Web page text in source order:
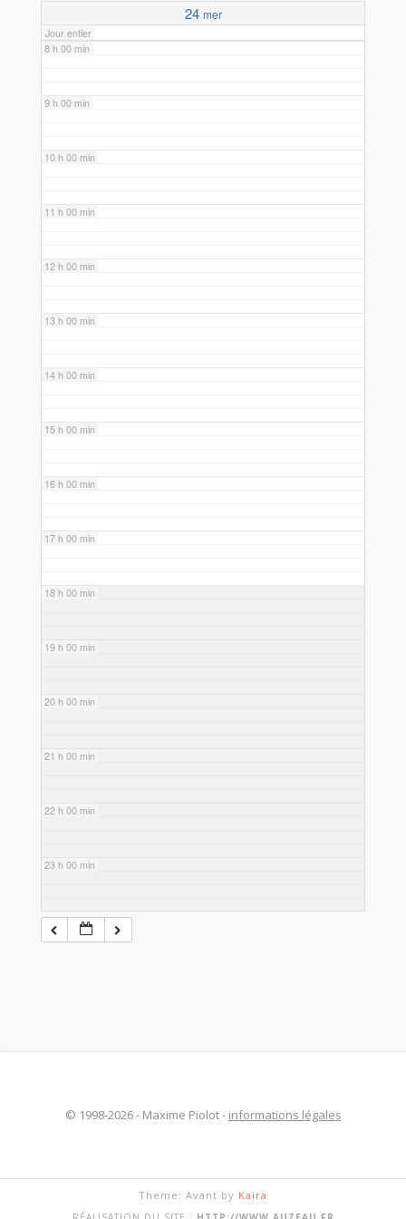
24 mer
Jour entier
8 h 00 min
9 h 00 min
10 h 00 min
11 h 00 min
12 h 00 min
13 h 00 min
14 h 00 min
15 h 00 min
16 h 00 min
17 h 00 min
18 h 00 min
19 h 00 min
20 h 00 min
21 h 00 min
22 h 00 min
23 h 00 min
© 1998-2026 - Maxime Piolot - informations légales
Theme: Avant by Kaira